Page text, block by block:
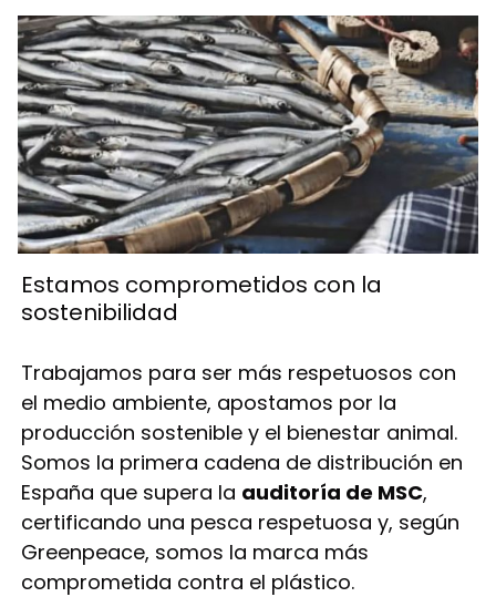
Estamos comprometidos con la
sostenibilidad
Trabajamos para ser más respetuosos con
el medio ambiente, apostamos por la
producción sostenible y el bienestar animal.
Somos la primera cadena de distribución en
España que supera la auditoría de MSC,
certificando una pesca respetuosa y, según
Greenpeace, somos la marca más
comprometida contra el plástico.